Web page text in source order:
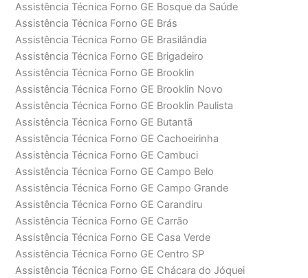
Assistência Técnica Forno GE Bosque da Saúde
Assistência Técnica Forno GE Brás
Assistência Técnica Forno GE Brasilândia
Assistência Técnica Forno GE Brigadeiro
Assistência Técnica Forno GE Brooklin
Assistência Técnica Forno GE Brooklin Novo
Assistência Técnica Forno GE Brooklin Paulista
Assistência Técnica Forno GE Butantã
Assistência Técnica Forno GE Cachoeirinha
Assistência Técnica Forno GE Cambuci
Assistência Técnica Forno GE Campo Belo
Assistência Técnica Forno GE Campo Grande
Assistência Técnica Forno GE Carandiru
Assistência Técnica Forno GE Carrão
Assistência Técnica Forno GE Casa Verde
Assistência Técnica Forno GE Centro SP
Assistência Técnica Forno GE Chácara do Jóquei